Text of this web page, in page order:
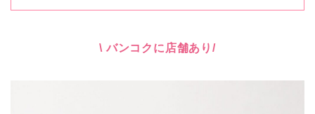
\ バンコクに店舗あり/